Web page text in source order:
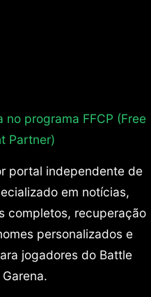
no programa FFCP (Free
Partner)
portal independente de
em notícias,
completos, recuperação
personalizados e
jogadores do Battle